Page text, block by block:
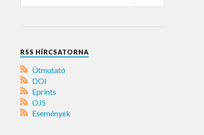
RSS HÍRCSATORNA
Útmutató
DOI
Eprints
OJS
Események